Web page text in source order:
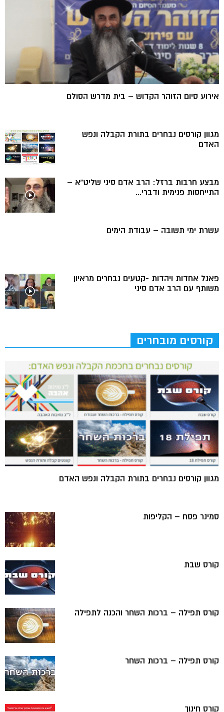
אירוע סיום הזוהר הקדוש – בית מדרש הסולם
מגוון קורסים נבחרים בתורת הקבלה ונפש
האדם
מבצע חרבות ברזל: הרב אדם סיני שליט”א –
התייחסות פנימית ודברי...
עשרת ימי תשובה – עבודת הימים
פאנל אחדות ויהדות -קטעים נבחרים מראיון
משותף עם הרב אדם סיני
קורסים מובחרים
מגוון קורסים נבחרים בתורת הקבלה ונפש האדם
סמינר פסח – הקליפות
קורס שבת
קורס תפילה – ברכות השחר והכנה לתפילה
קורס תפילה – ברכות השחר
קורס חינוך